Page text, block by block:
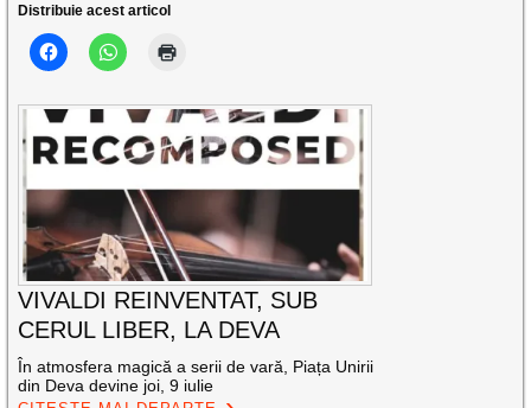
Distribuie acest articol
VIVALDI REINVENTAT, SUB
CERUL LIBER, LA DEVA
În atmosfera magică a serii de vară, Piața Unirii
din Deva devine joi, 9 iulie